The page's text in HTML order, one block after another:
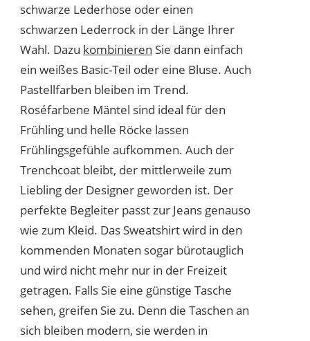
schwarze Lederhose oder einen
schwarzen Lederrock in der Länge Ihrer
Wahl. Dazu kombinieren Sie dann einfach
ein weißes Basic-Teil oder eine Bluse. Auch
Pastellfarben bleiben im Trend.
Roséfarbene Mäntel sind ideal für den
Frühling und helle Röcke lassen
Frühlingsgefühle aufkommen. Auch der
Trenchcoat bleibt, der mittlerweile zum
Liebling der Designer geworden ist. Der
perfekte Begleiter passt zur Jeans genauso
wie zum Kleid. Das Sweatshirt wird in den
kommenden Monaten sogar bürotauglich
und wird nicht mehr nur in der Freizeit
getragen. Falls Sie eine günstige Tasche
sehen, greifen Sie zu. Denn die Taschen an
sich bleiben modern, sie werden in